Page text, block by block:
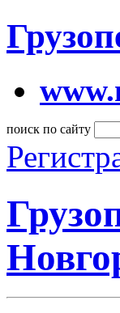
поиск по сайту